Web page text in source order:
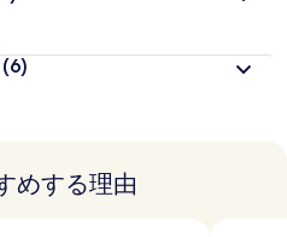
(6)
めする理由